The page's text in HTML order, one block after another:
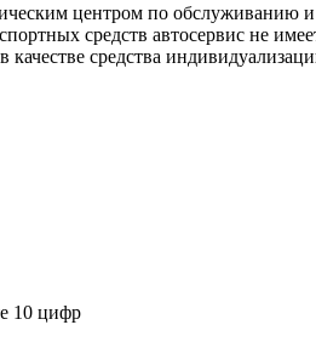
центром по обслуживанию и
средств автосервис не
средства
10 цифр